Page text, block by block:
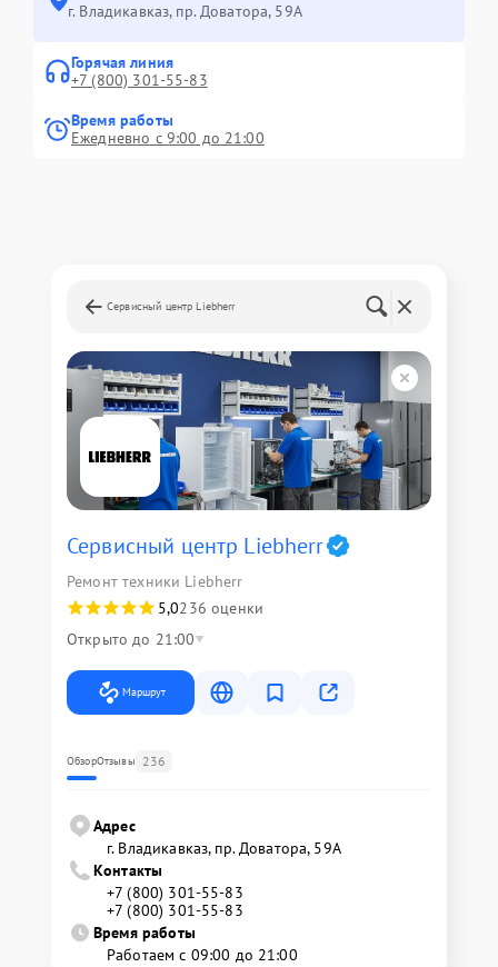
г. Владикавказ, пр. Доватора, 59А
Горячая линия
+7 (800) 301-55-83
Время работы
Ежедневно с 9:00 до 21:00
Сервисный центр Liebherr
Сервисный центр Liebherr
Ремонт техники Liebherr
5,0236 оценки
Открыто до 21:00
Маршрут
ОбзорОтзывы 236
Адрес
г. Владикавказ, пр. Доватора, 59А
Контакты
+7 (800) 301-55-83
+7 (800) 301-55-83
Время работы
Работаем с 09:00 до 21:00